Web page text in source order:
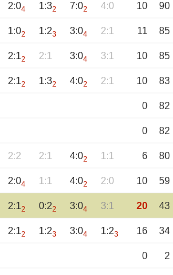
2:04 1:32 7:02 4:0 10 90
1:02 1:23 3:04 2:1 11 85
2:12 2:1 3:04 3:1 10 85
2:12 1:32 4:02 2:1 10 83
0 82
0 82
2:2 2:1 4:02 1:1 6 80
2:04 1:1 4:02 2:0 10 59
2:12 0:22 3:04 3:1 20 43
2:12 1:23 3:04 1:23 16 34
0 2